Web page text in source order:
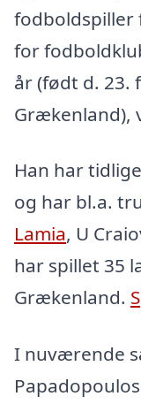
fodboldspiller
for
år (født d. 23.
Grækenland),
Han har
og har bl.a.
Lamia, U
har spillet 35
Grækenland.
I nuværende